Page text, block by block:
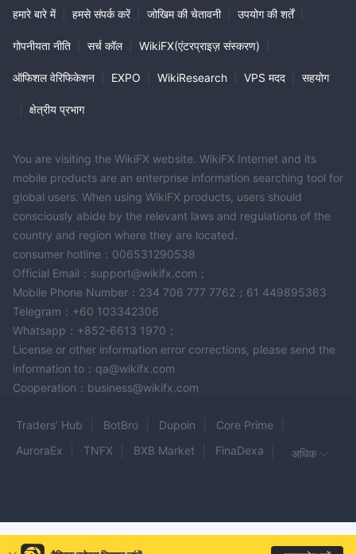
हमारे बारे में हमसे संपर्क करें जोखिम की चेतावनी उपयोग की शर्तें
गोपनीयता नीति सर्च कॉल WikiFX(एंटरप्राइज़ संस्करण)
ऑफिशल वेरिफिकेशन EXPO WikiResearch VPS मदद सहयोग
क्षेत्रीय प्रभाग
You are visiting the WikiFX website. WikiFX Internet and its
mobile products are an enterprise information searching tool for
global users. When using WikiFX products, users should
consciously abide by the relevant laws and regulations of the
country and region where they are located.
consumer hotline：006531290538
Official Email：support@wikifx.com；
Mobile Phone Number：234 706 777 7762；61 449895363
Telegram：+60 103342306
Whatsapp：+852-6613 1970；
License or other information error corrections, please send the
information to：qa@wikifx.com
Cooperation：business@wikifx.com
Traders’ Hub BotBro Dupoin
Core Prime
AuroraEx
TNFX BXB Market
FinaDexa
Hey Forex
YCM Invest BitForex
Sifang
अधिक